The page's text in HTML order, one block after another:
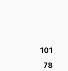
101
78